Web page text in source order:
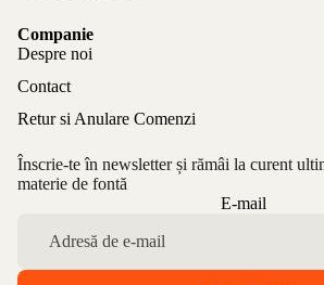
Companie
Despre noi
Contact
Retur si Anulare Comenzi
Înscrie-te în newsletter și rămâi la curent
materie de fontă
E-mail
Politica de confidențialitate